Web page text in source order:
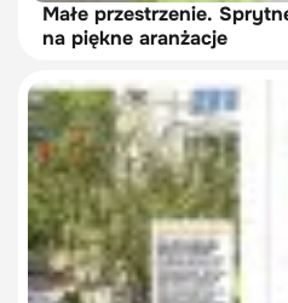
Małe przestrzenie.
na piękne aranżacje